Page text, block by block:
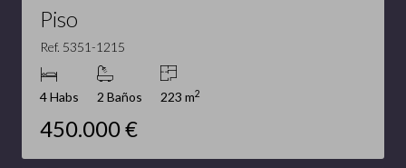
Piso
Ref. 5351-1215
4 Habs 2 Baños 223 m2
450.000 €